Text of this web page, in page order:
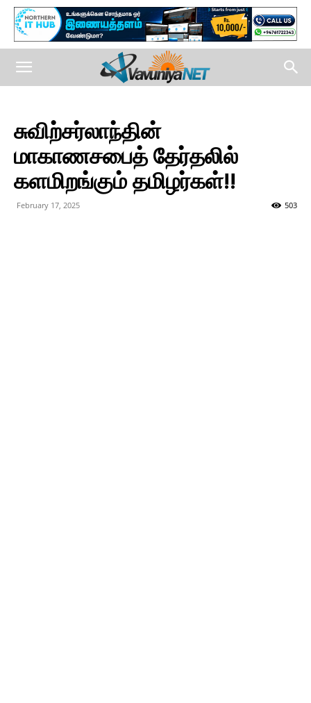
சுவிற்சர்லாந்தின்
மாகாணசபைத் தேர்தலில்
களமிறங்கும் தமிழர்கள்!!
February 17, 2025 503